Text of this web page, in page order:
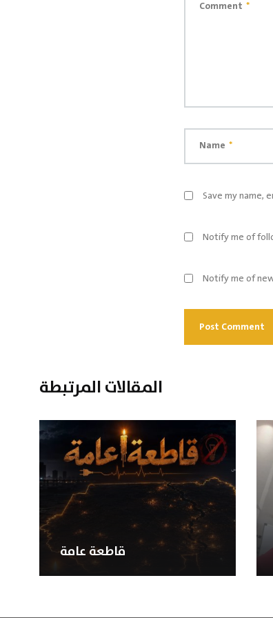
Comment *
Name *
Save my name,
Notify me of
Notify me of
المقالات المرتبطة
قاطعة عامة